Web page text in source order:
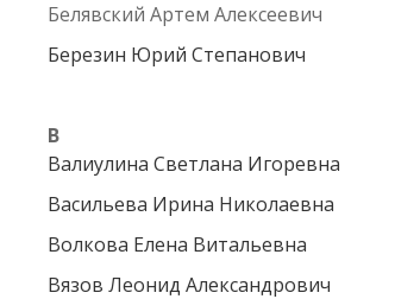
Белявский Артем Алексеевич
Березин Юрий Степанович
В
Валиулина Светлана Игоревна
Васильева Ирина Николаевна
Волкова Елена Витальевна
Вязов Леонид Александрович